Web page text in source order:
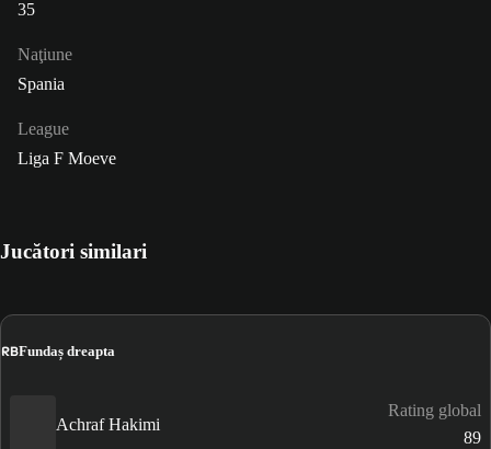
35
Naţiune
Spania
League
Liga F Moeve
Jucători similari
RBFundaș dreapta
Achraf Hakimi
Rating global
89